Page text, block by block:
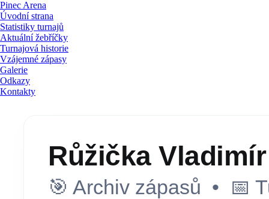
Pinec Arena
Úvodní strana
Statistiky turnajů
Aktuální žebříčky
Turnajová historie
Vzájemné zápasy
Galerie
Odkazy
Kontakty
Růžička Vladimír
🎯 Archiv zápasů • 📅